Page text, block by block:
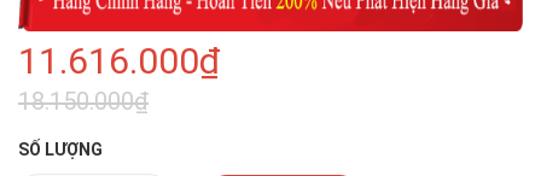
11.616.000₫
18.150.000₫
SỐ LƯỢNG